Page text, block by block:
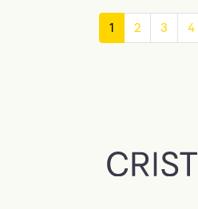
1 2 3 4